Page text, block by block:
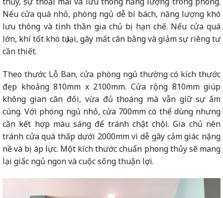
Nếu cửa quá nhỏ, phòng ngủ dễ bí bách, năng lượng khó
lưu thông và tinh thần gia chủ bị hạn chế. Nếu cửa quá
lớn, khí tốt khó tụ lại, gây mất cân bằng và giảm sự riêng tư
cần thiết.
Theo thước Lỗ Ban, cửa phòng ngủ thường có kích thước
đẹp khoảng 810mm x 2100mm. Cửa rộng 810mm giúp
không gian cân đối, vừa đủ thoáng mà vẫn giữ sự ấm
cúng. Với phòng ngủ nhỏ, cửa 700mm có thể dùng nhưng
cần kết hợp màu sáng để tránh chật chội. Gia chủ nên
tránh cửa quá thấp dưới 2000mm vì dễ gây cảm giác nặng
nề và bị áp lực. Một kích thước chuẩn phong thủy sẽ mang
lại giấc ngủ ngon và cuộc sống thuận lợi.